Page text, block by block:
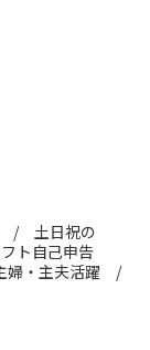
/ 土日祝の
自己申告
・主夫活躍 /